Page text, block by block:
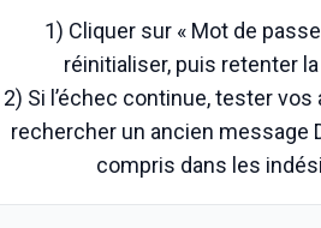
1) Cliquer sur « Mot de passe
réinitialiser, puis retenter la
2) Si l’échec continue, tester vos
rechercher un ancien message
compris dans les